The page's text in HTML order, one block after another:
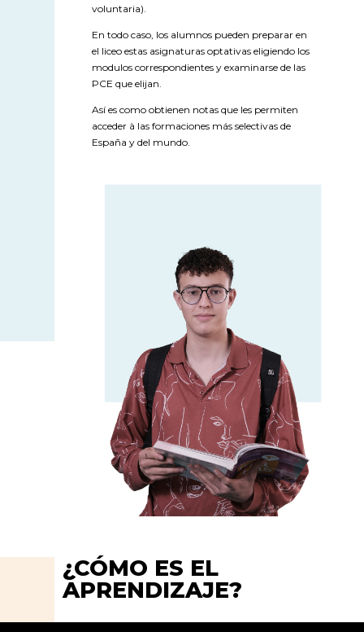
voluntaria).
En todo caso, los alumnos pueden preparar en
el liceo estas asignaturas optativas eligiendo los
modulos correspondientes y examinarse de las
PCE que elijan.
Así es como obtienen notas que les permiten
acceder à las formaciones más selectivas de
España y del mundo.
¿CÓMO ES EL
APRENDIZAJE?